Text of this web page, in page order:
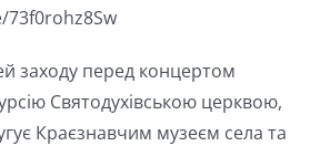
заходу перед концертом
Святодухівською церквою,
Краєзнавчим музеєм села та